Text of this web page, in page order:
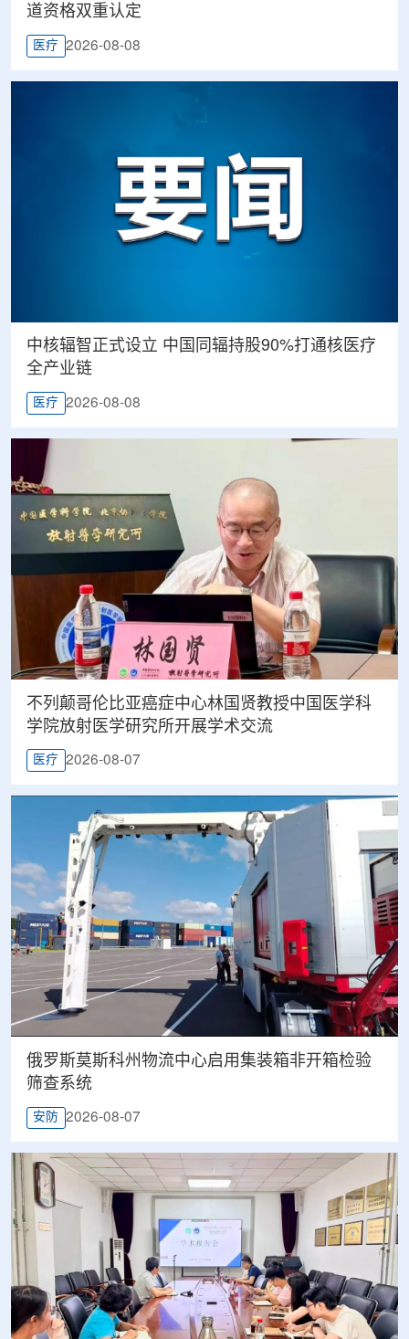
道资格双重认定
医疗 2026-08-08
中核辐智正式设立 中国同辐持股90%打通核医疗
全产业链
医疗 2026-08-08
不列颠哥伦比亚癌症中心林国贤教授中国医学科
学院放射医学研究所开展学术交流
医疗 2026-08-07
俄罗斯莫斯科州物流中心启用集装箱非开箱检验
筛查系统
安防 2026-08-07